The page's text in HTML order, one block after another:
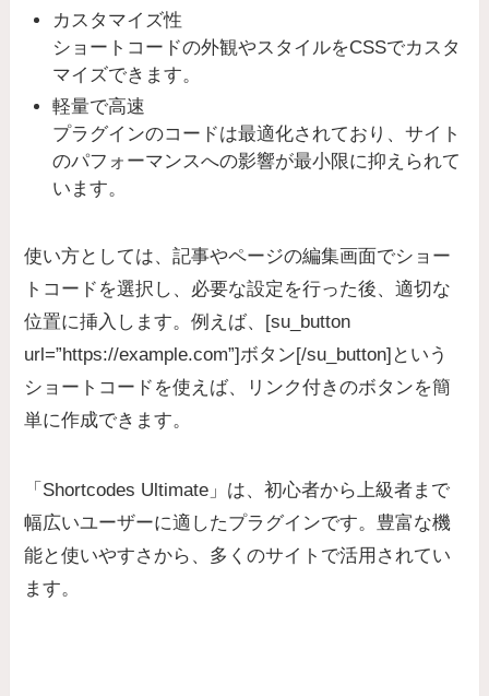
カスタマイズ性
ショートコードの外観やスタイルをCSSでカスタ
マイズできます。
軽量で高速
プラグインのコードは最適化されており、サイト
のパフォーマンスへの影響が最小限に抑えられて
います。
使い方としては、記事やページの編集画面でショー
トコードを選択し、必要な設定を行った後、適切な
位置に挿入します。例えば、[su_button
url=”https://example.com”]ボタン[/su_button]という
ショートコードを使えば、リンク付きのボタンを簡
単に作成できます。
「Shortcodes Ultimate」は、初心者から上級者まで
幅広いユーザーに適したプラグインです。豊富な機
能と使いやすさから、多くのサイトで活用されてい
ます。